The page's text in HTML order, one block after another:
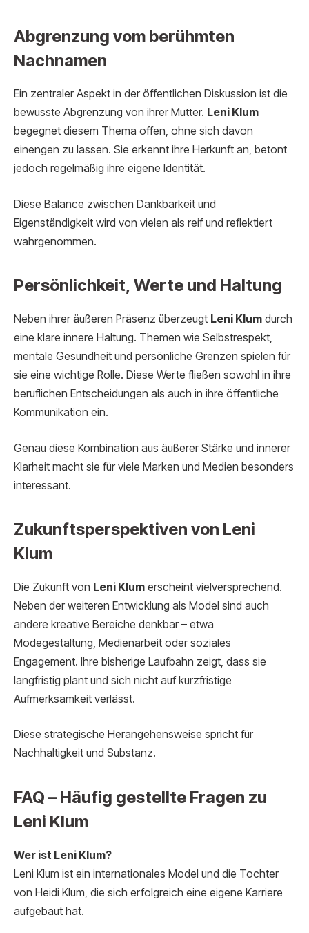
Abgrenzung vom berühmten
Nachnamen
Ein zentraler Aspekt in der öffentlichen Diskussion ist die
bewusste Abgrenzung von ihrer Mutter. Leni Klum
begegnet diesem Thema offen, ohne sich davon
einengen zu lassen. Sie erkennt ihre Herkunft an, betont
jedoch regelmäßig ihre eigene Identität.
Diese Balance zwischen Dankbarkeit und
Eigenständigkeit wird von vielen als reif und reflektiert
wahrgenommen.
Persönlichkeit, Werte und Haltung
Neben ihrer äußeren Präsenz überzeugt Leni Klum durch
eine klare innere Haltung. Themen wie Selbstrespekt,
mentale Gesundheit und persönliche Grenzen spielen für
sie eine wichtige Rolle. Diese Werte fließen sowohl in ihre
beruflichen Entscheidungen als auch in ihre öffentliche
Kommunikation ein.
Genau diese Kombination aus äußerer Stärke und innerer
Klarheit macht sie für viele Marken und Medien besonders
interessant.
Zukunftsperspektiven von Leni
Klum
Die Zukunft von Leni Klum erscheint vielversprechend.
Neben der weiteren Entwicklung als Model sind auch
andere kreative Bereiche denkbar – etwa
Modegestaltung, Medienarbeit oder soziales
Engagement. Ihre bisherige Laufbahn zeigt, dass sie
langfristig plant und sich nicht auf kurzfristige
Aufmerksamkeit verlässt.
Diese strategische Herangehensweise spricht für
Nachhaltigkeit und Substanz.
FAQ – Häufig gestellte Fragen zu
Leni Klum
Wer ist Leni Klum?
Leni Klum ist ein internationales Model und die Tochter
von Heidi Klum, die sich erfolgreich eine eigene Karriere
aufgebaut hat.